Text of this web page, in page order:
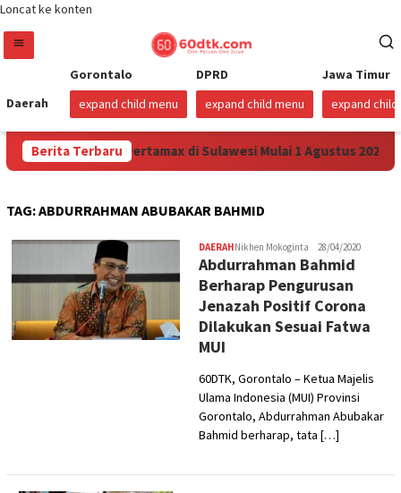
Loncat ke konten
Daerah
Gorontalo
expand child menu
DPRD
expand child menu
Jawa Timur
expand child
Berita Terbaru
Turunkan Harga Pertamax di Sulawesi Mulai 1 Agustus 2026
TAG:ABDURRAHMAN ABUBAKAR BAHMID
DAERAHNikhen Mokoginta 28/04/2020
Abdurrahman Bahmid
Berharap Pengurusan
Jenazah Positif Corona
Dilakukan Sesuai Fatwa
MUI
60DTK, Gorontalo – Ketua Majelis
Ulama Indonesia (MUI) Provinsi
Gorontalo, Abdurrahman Abubakar
Bahmid berharap, tata […]